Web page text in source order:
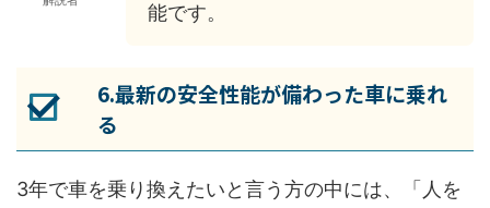
能です。
6.最新の安全性能が備わった車に乗れ
る
3年で車を乗り換えたいと言う方の中には、「人を